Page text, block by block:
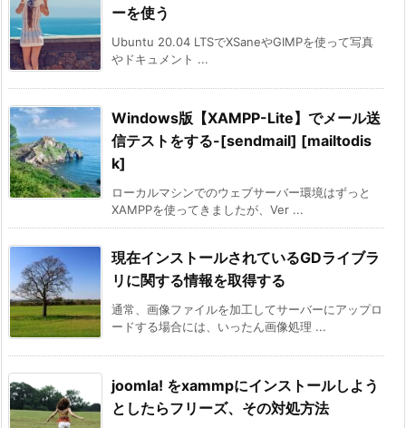
ーを使う
Ubuntu 20.04 LTSでXSaneやGIMPを使って写真
やドキュメント ...
Windows版【XAMPP-Lite】でメール送
信テストをする-[sendmail] [mailtodis
k]
ローカルマシンでのウェブサーバー環境はずっと
XAMPPを使ってきましたが、Ver ...
現在インストールされているGDライブラ
リに関する情報を取得する
通常、画像ファイルを加工してサーバーにアップロ
ードする場合には、いったん画像処理 ...
joomla! をxammpにインストールしよう
としたらフリーズ、その対処方法